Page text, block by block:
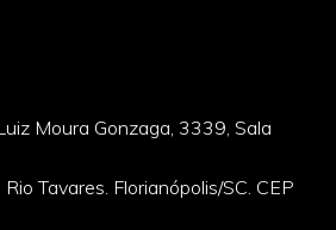
Moura Gonzaga, 3339, Sala
Tavares. Florianópolis/SC. CEP